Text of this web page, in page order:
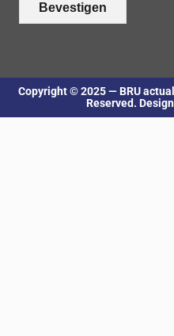
Bevestigen
Copyright © 2025 — BRU
Reserved.